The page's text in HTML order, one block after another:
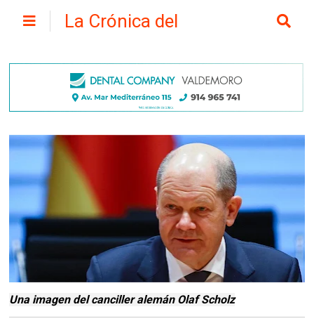
La Crónica del
Una imagen del canciller alemán Olaf Scholz